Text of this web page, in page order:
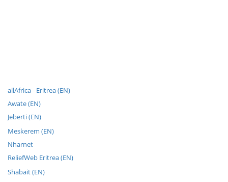
allAfrica - Eritrea (EN)
Awate (EN)
Jeberti (EN)
Meskerem (EN)
Nharnet
ReliefWeb Eritrea (EN)
Shabait (EN)